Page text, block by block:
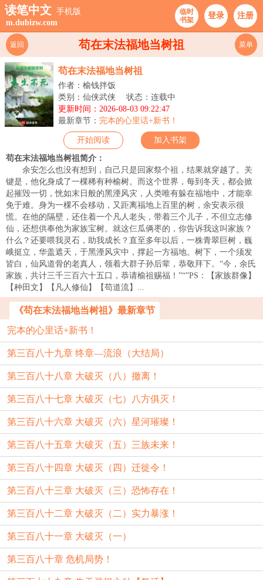
读笔中文 手机版
m.dubizw.com
临时
书架
登录 注册
苟在末法福地当树祖
返回 菜单
苟在末法福地当树祖
作者：榆钱拌饭
类别：仙侠武侠
状态：连载中
更新时间：2026-08-03 09:22:47
最新章节： 完本的心里话+新书！
开始阅读 加入书架
苟在末法福地当树祖简介：
余安怎么也没有想到，自己只是回家祭个祖，结果就穿越了。关
键是，他化身成了一棵稀有种榆树。而这个世界，每到冬天，都会掀
起摧毁一切，恍如末日般的黑湮风灾，人类唯有躲在福地中，才能幸
免于难。身为一棵不会移动，又距离福地上百里的树，余安表示很
慌。在他的隔壁，还住着一个凡人老头，带着三个儿子，不但立志修
仙，还想供奉他为家族宝树。就这仨瓜俩枣的，你告诉我这叫家族？
什么？还要喂我灵石，助我成长？直至多年以后，一株青翠巨树，巍
峨挺立，华盖遮天，于黑湮风灾中，撑起一方福地。树下，一个须发
皆白，仙风道骨的老真人，领着大群子孙后辈，恭敬拜下。“今，余氏
家族，共计三千三百六十五口，恭请榆祖赐福！”“”PS：【家族群像】
【种田文】【凡人修仙】【苟道流】...
《苟在末法福地当树祖》最新章节
完本的心里话+新书！
第三百八十九章 终章—流浪（大结局）
第三百八十八章 大破灭（八）撤离！
第三百八十七章 大破灭（七）八方俱灭！
第三百八十六章 大破灭（六）星河璀璨！
第三百八十五章 大破灭（五）三族未来！
第三百八十四章 大破灭（四）迁徙令！
第三百八十三章 大破灭（三）恐怖存在！
第三百八十二章 大破灭（二）实力暴涨！
第三百八十一章 大破灭（一）
第三百八十章 危机局势！